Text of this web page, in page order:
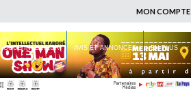
MON COMPTE
INTERIEUR AVIS ET ANNONCES EN PLUS